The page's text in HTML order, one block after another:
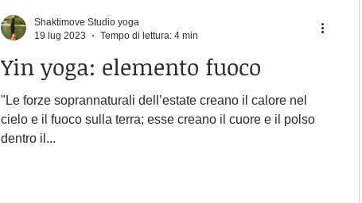
Yin yoga: elemento fuoco
"Le forze soprannaturali dell’estate creano il calore nel
cielo e il fuoco sulla terra; esse creano il cuore e il polso
dentro il...
Shaktimove Studio yoga
19 lug 2023
Tempo di lettura: 4 min